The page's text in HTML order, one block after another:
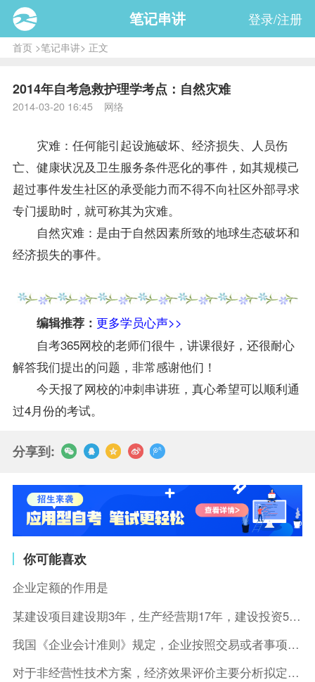
笔记串讲 登录/注册
首页>笔记串讲> 正文
2014年自考急救护理学考点：自然灾难
2014-03-20 16:45 网络
灾难：任何能引起设施破坏、经济损失、人员伤
亡、健康状况及卫生服务条件恶化的事件，如其规模己
超过事件发生社区的承受能力而不得不向社区外部寻求
专门援助时，就可称其为灾难。
自然灾难：是由于自然因素所致的地球生态破坏和
经济损失的事件。
编辑推荐： 更多学员心声>>
自考365网校的老师们很牛，讲课很好，还很耐心
解答我们提出的问题，非常感谢他们！
今天报了网校的冲刺串讲班，真心希望可以顺利通
过4月份的考试。
分享到:
你可能喜欢
企业定额的作用是
某建设项目建设期3年，生产经营期17年，建设投资5500万元
我国《企业会计准则》规定，企业按照交易或者事项的经济特征确定
对于非经营性技术方案，经济效果评价主要分析拟定方案的( )。